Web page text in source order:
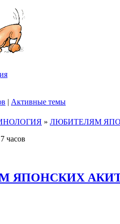
| Активные темы
» ЛЮБИТЕЛЯМ
часов
ЯПОНСКИХ